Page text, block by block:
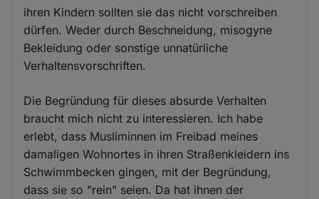
ihren Kindern sollten sie das nicht vorschreiben
dürfen. Weder durch Beschneidung, misogyne
Bekleidung oder sonstige unnatürliche
Verhaltensvorschriften.
Die Begründung für dieses absurde Verhalten
braucht mich nicht zu interessieren. Ich habe
erlebt, dass Musliminnen im Freibad meines
damaligen Wohnortes in ihren Straßenkleidern ins
Schwimmbecken gingen, mit der Begründung,
dass sie so "rein" seien. Da hat ihnen der